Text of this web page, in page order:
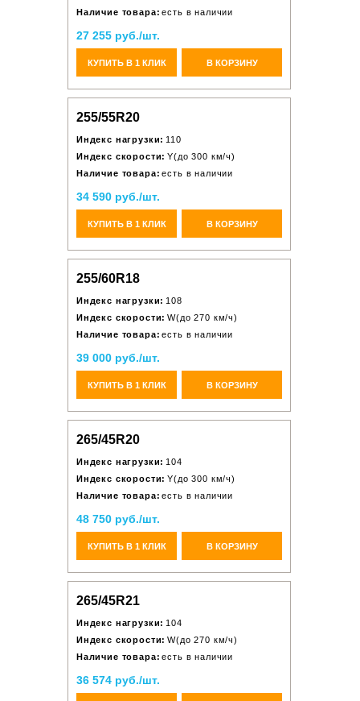
Наличие товара: есть в наличии
27 255 руб./шт.
КУПИТЬ В 1 КЛИК В КОРЗИНУ
255/55R20
Индекс нагрузки: 110
Индекс скорости: Y(до 300 км/ч)
Наличие товара: есть в наличии
34 590 руб./шт.
КУПИТЬ В 1 КЛИК В КОРЗИНУ
255/60R18
Индекс нагрузки: 108
Индекс скорости: W(до 270 км/ч)
Наличие товара: есть в наличии
39 000 руб./шт.
КУПИТЬ В 1 КЛИК В КОРЗИНУ
265/45R20
Индекс нагрузки: 104
Индекс скорости: Y(до 300 км/ч)
Наличие товара: есть в наличии
48 750 руб./шт.
КУПИТЬ В 1 КЛИК В КОРЗИНУ
265/45R21
Индекс нагрузки: 104
Индекс скорости: W(до 270 км/ч)
Наличие товара: есть в наличии
36 574 руб./шт.